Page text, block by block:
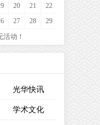
20 21 22
27 28 29
活动！
光华快讯
学术文化